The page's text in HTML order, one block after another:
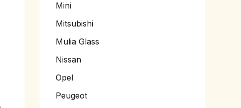
Mini
Mitsubishi
Mulia Glass
Nissan
Opel
Peugeot